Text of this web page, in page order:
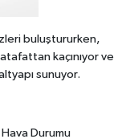
buluştururken,
kaçınıyor ve
sunuyor.
Durumu